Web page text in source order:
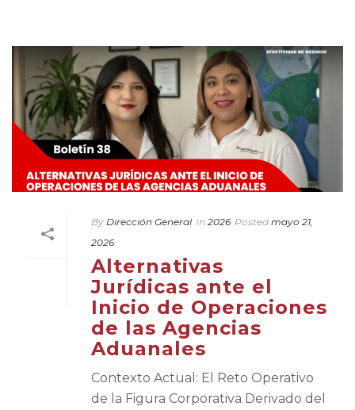
By Dirección General In 2026 Posted mayo 21,
2026
Alternativas
Jurídicas ante el
Inicio de Operaciones
de las Agencias
Aduanales
Contexto Actual: El Reto Operativo
de la Figura Corporativa Derivado del